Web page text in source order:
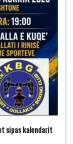
sipas kalendarit